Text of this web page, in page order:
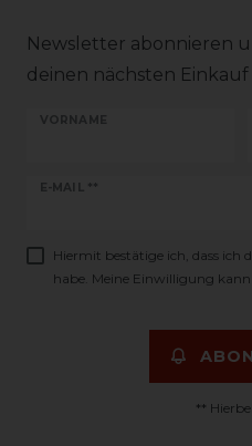
Newsletter abonnieren
deinen nächsten Einkauf
VORNAME
E-MAIL **
Newsletter
Hiermit bestätige ich, dass ich
habe. Meine Einwilligung
**